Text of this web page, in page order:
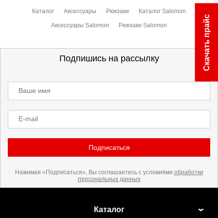
Каталог Аксессуары Рюкзаки Каталог Salomon
Аксессуары Salomon Рюкзаки Salomon
Подпишись на рассылку
Ваше имя
E-mail
Подписаться
Нажимая «Подписаться», Вы соглашаетесь с условиями обработки
персональных данных
Каталог
Скачать прайс